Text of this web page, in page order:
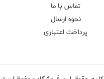
تماس با ما
نحوه ارسال
پرداخت اعتباری